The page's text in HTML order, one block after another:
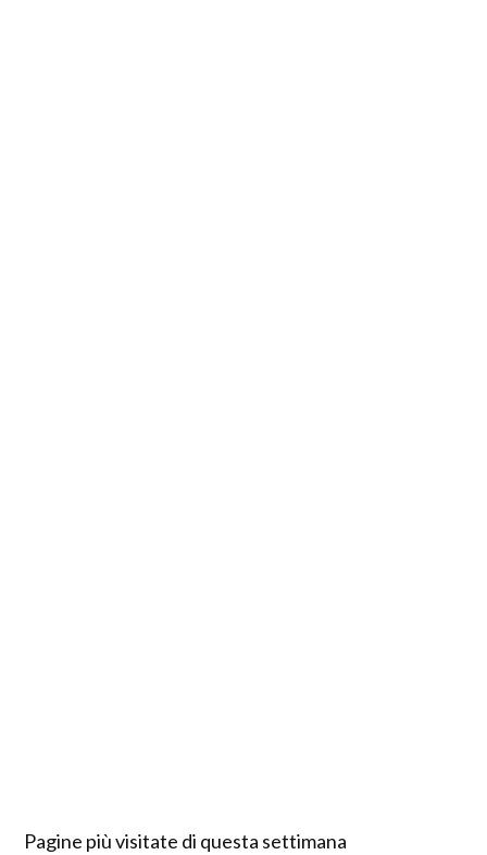
Pagine più visitate di questa settimana